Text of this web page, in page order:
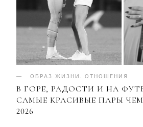
ОБРАЗ ЖИЗНИ . ОТНОШЕНИЯ
В ГОРЕ, РАДОСТИ И НА
САМЫЕ КРАСИВЫЕ ПАРЫ
2026